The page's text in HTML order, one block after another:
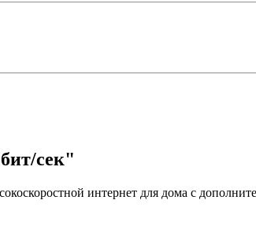
сек"
интернет для дома с